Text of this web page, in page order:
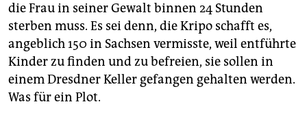
die Frau in seiner Gewalt binnen 24 Stunden
sterben muss. Es sei denn, die Kripo schafft es,
angeblich 150 in Sachsen vermisste, weil entführte
Kinder zu finden und zu befreien, sie sollen in
einem Dresdner Keller gefangen gehalten werden.
Was für ein Plot.